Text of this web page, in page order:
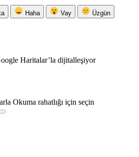
Haha Vay Üzgün
Haritalar’la dijitalleşiyor
Okuma rahatlığı için seçin